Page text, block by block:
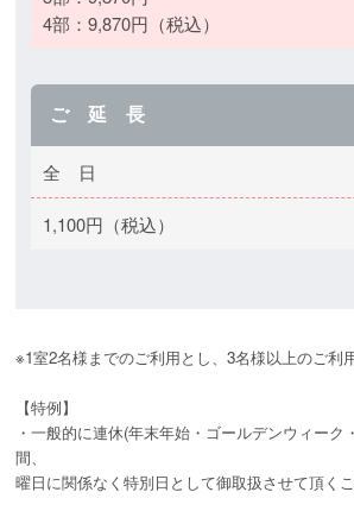
4部：9,870円（税込）
ご 延 長
全 日
1,100円（税込）
※1室2名様までのご利用とし、3名様以上のご利
【特例】
・一般的に連休(年末年始・ゴールデンウィーク
間、
曜日に関係なく特別日として御取扱させて頂く